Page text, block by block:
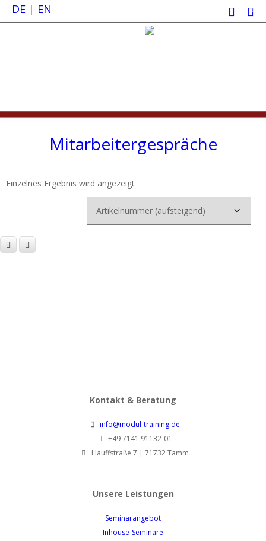
DE | EN 0
Mitarbeitergespräche
Einzelnes Ergebnis wird angezeigt
Kontakt & Beratung
info@modul-training.de
+49 7141 91132-01
Hauffstraße 7 | 71732 Tamm
Unsere Leistungen
Seminarangebot
Inhouse-Seminare